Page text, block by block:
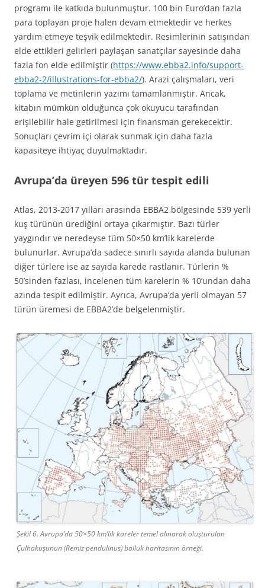
programı ile katkıda bulunmuştur. 100 bin Euro’dan fazla
para toplayan proje halen devam etmektedir ve herkes
yardım etmeye teşvik edilmektedir. Resimlerinin satışından
elde ettikleri gelirleri paylaşan sanatçılar sayesinde daha
fazla fon elde edilmiştir (https://www.ebba2.info/support-
ebba2-2/illustrations-for-ebba2/). Arazi çalışmaları, veri
toplama ve metinlerin yazımı tamamlanmıştır. Ancak,
kitabın mümkün olduğunca çok okuyucu tarafından
erişilebilir hale getirilmesi için finansman gerekecektir.
Sonuçları çevrim içi olarak sunmak için daha fazla
kapasiteye ihtiyaç duyulmaktadır.
Avrupa’da üreyen 596 tür tespit edili
Atlas, 2013-2017 yılları arasında EBBA2 bölgesinde 539 yerli
kuş türünün ürediğini ortaya çıkarmıştır. Bazı türler
yaygındır ve neredeyse tüm 50×50 km’lik karelerde
bulunurlar. Avrupa’da sadece sınırlı sayıda alanda bulunan
diğer türlere ise az sayıda karede rastlanır. Türlerin %
50’sinden fazlası, incelenen tüm karelerin % 10’undan daha
azında tespit edilmiştir. Ayrıca, Avrupa’da yerli olmayan 57
türün üremesi de EBBA2’de belgelenmiştir.
Şekil 6. Avrupa’da 50×50 km’lik kareler temel alınarak oluşturulan
Çulhakuşunun (Remiz pendulinus) bolluk haritasının örneği.